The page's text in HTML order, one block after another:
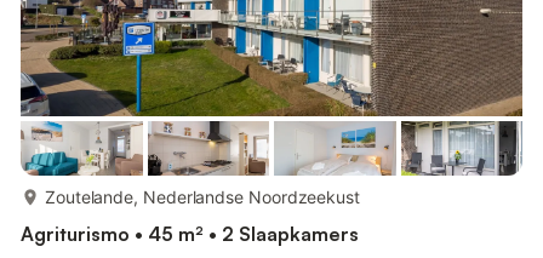
Zoutelande, Nederlandse Noordzeekust
Agriturismo • 45 m² • 2 Slaapkamers